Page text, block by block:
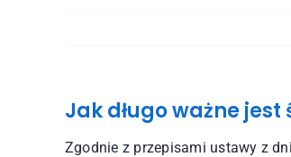
Jak długo ważne
Zgodnie z przepisami ustawy z